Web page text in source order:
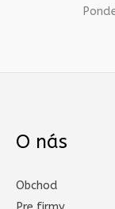
O nás
Obchod